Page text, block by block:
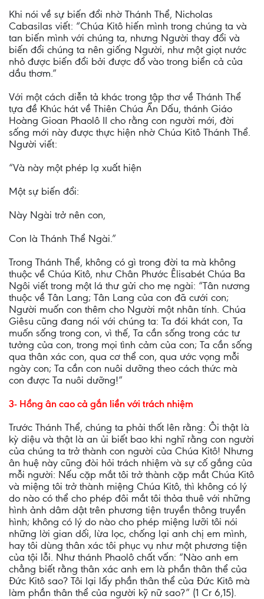
Khi nói về sự biến đổi nhờ Thánh Thể, Nicholas
Cabasilas viết: “Chúa Kitô hiến mình trong chúng ta và
tan biến mình với chúng ta, nhưng Người thay đổi và
biến đổi chúng ta nên giống Người, như một giọt nước
nhỏ được biến đổi bởi được đổ vào trong biển cả của
dầu thơm.”
Với một cách diễn tả khác trong tập thơ về Thánh Thể
tựa đề Khúc hát về Thiên Chúa Ẩn Dấu, thánh Giáo
Hoàng Gioan Phaolô II cho rằng con người mới, đời
sống mới này được thực hiện nhờ Chúa Kitô Thánh Thể.
Người viết:
“Và này một phép lạ xuất hiện
Một sự biến đổi:
Này Ngài trở nên con,
Con là Thánh Thể Ngài.”
Trong Thánh Thể, không có gì trong đời ta mà không
thuộc về Chúa Kitô, như Chân Phước Êlisabét Chúa Ba
Ngôi viết trong một lá thư gửi cho mẹ ngài: “Tân nương
thuộc về Tân Lang; Tân Lang của con đã cưới con;
Người muốn con thêm cho Người một nhân tính. Chúa
Giêsu cũng đang nói với chúng ta: Ta đói khát con, Ta
muốn sống trong con, vì thế, Ta cần sống trong các tư
tưởng của con, trong mọi tình cảm của con; Ta cần sống
qua thân xác con, qua cơ thể con, qua ước vọng mỗi
ngày con; Ta cần con nuôi dưỡng theo cách thức mà
con được Ta nuôi dưỡng!”
3- Hồng ân cao cả gắn liền với trách nhiệm
Trước Thánh Thể, chúng ta phải thốt lên rằng: Ôi thật là
kỳ diệu và thật là an ủi biết bao khi nghĩ rằng con người
của chúng ta trở thành con người của Chúa Kitô! Nhưng
ân huệ này cũng đòi hỏi trách nhiệm và sự cố gắng của
mỗi người: Nếu cặp mắt tôi trở thành cặp mắt Chúa Kitô
và miệng tôi trở thành miệng Chúa Kitô, thì không có lý
do nào có thể cho phép đôi mắt tôi thỏa thuê với những
hình ảnh dâm dật trên phương tiện truyền thông truyền
hình; không có lý do nào cho phép miệng lưỡi tôi nói
những lời gian dối, lừa lọc, chống lại anh chị em mình,
hay tôi dùng thân xác tôi phục vụ như một phương tiện
của tội lỗi. Như thánh Phaolô chất vấn: “Nào anh em
chẳng biết rằng thân xác anh em là phần thân thể của
Đức Kitô sao? Tôi lại lấy phần thân thể của Đức Kitô mà
làm phần thân thể của người kỹ nữ sao?” (1 Cr 6,15).